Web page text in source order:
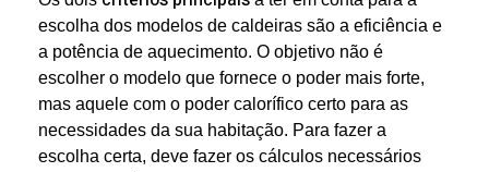
escolha dos modelos de caldeiras são a eficiência e
a potência de aquecimento. O objetivo não é
escolher o modelo que fornece o poder mais forte,
mas aquele com o poder calorífico certo para as
necessidades da sua habitação. Para fazer a
escolha certa, deve fazer os cálculos necessários